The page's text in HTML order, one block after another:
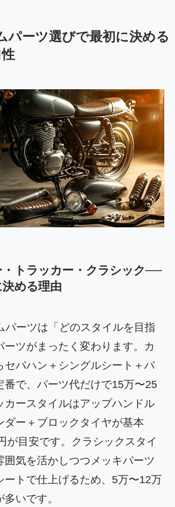
パーツ選びで最初に決める
・トラッカー・クラシック──
める理由
パーツは「どのスタイルを目指
ーツがまったく変わります。カ
セパハン＋シングルシート＋バ
番で、パーツ代だけで15万〜25
カースタイルはアップハンドル
ダー＋ブロックタイヤが基本
が目安です。クラシックスタイ
囲気を活かしつつメッキパーツ
ートで仕上げるため、5万〜12万
いです。